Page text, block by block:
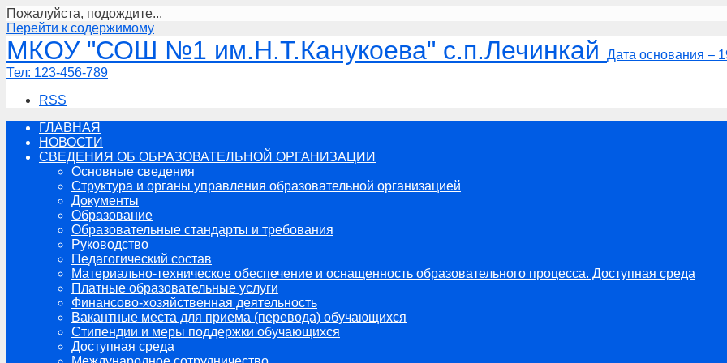
Пожалуйста, подождите...
Перейти к содержимому
МКОУ "СОШ №1 им.Н.Т.Канукоева" с.п.Лечинкай
Дата основания –
Тел: 123-456-789
RSS
ГЛАВНАЯ
НОВОСТИ
СВЕДЕНИЯ ОБ ОБРАЗОВАТЕЛЬНОЙ ОРГАНИЗАЦИИ
Основные сведения
Структура и органы управления образовательной организацией
Документы
Образование
Образовательные стандарты и требования
Руководство
Педагогический состав
Материально-техническое обеспечение и оснащенность образовательного процесса. Доступная среда
Платные образовательные услуги
Финансово-хозяйственная деятельность
Вакантные места для приема (перевода) обучающихся
Стипендии и меры поддержки обучающихся
Доступная среда